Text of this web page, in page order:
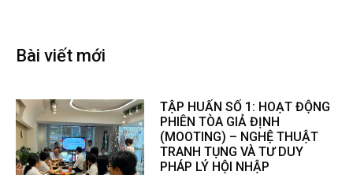
Bài viết mới
TẬP HUẤN SỐ 1: HOẠT ĐỘNG
PHIÊN TÒA GIẢ ĐỊNH
(MOOTING) – NGHỆ THUẬT
TRANH TỤNG VÀ TƯ DUY
PHÁP LÝ HỘI NHẬP